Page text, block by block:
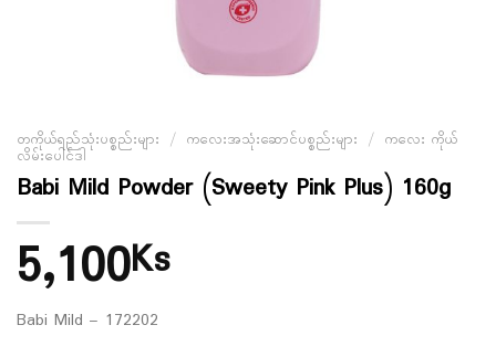
တကိုယ်ရည်သုံးပစ္စည်းများ / ကလေးအသုံးဆောင်ပစ္စည်းများ / ကလေး ကိုယ်
လိမ်းပေါင်ဒါ
Babi Mild Powder (Sweety Pink Plus) 160g
5,100Ks
Babi Mild – 172202